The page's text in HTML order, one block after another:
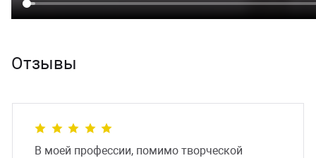
Отзывы
В моей профессии, помимо творческой